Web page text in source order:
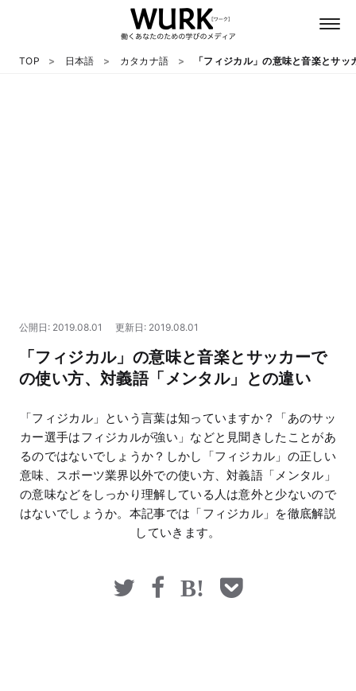
マネー
TOP 日本語 カタカナ語 「フィジカル」の意味と音楽とサ
公開日: 2019.08.01 更新日: 2019.08.01
「フィジカル」の意味と音楽とサッカーで
の使い方、対義語「メンタル」との違い
「フィジカル」という言葉は知っていますか？「あのサッ
カー選手はフィジカルが強い」などと見聞きしたことがあ
るのではないでしょうか？しかし「フィジカル」の正しい
意味、スポーツ業界以外での使い方、対義語「メンタル」
の意味などをしっかり理解している人は意外と少ないので
はないでしょうか。本記事では「フィジカル」を徹底解説
していきます。